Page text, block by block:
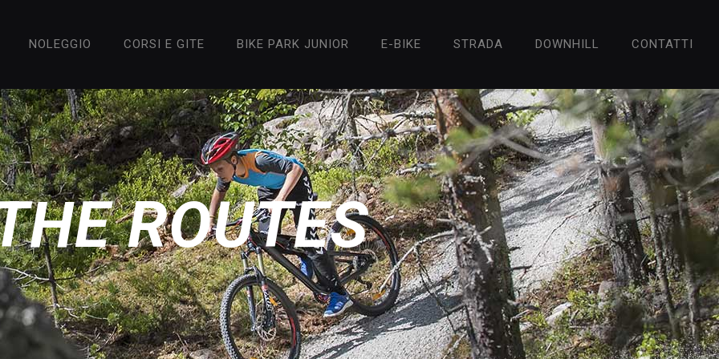
NOLEGGIO CORSI E GITE BIKE PARK JUNIOR E-BIKE STRADA DOWNHILL CONTATTI
ROUTES